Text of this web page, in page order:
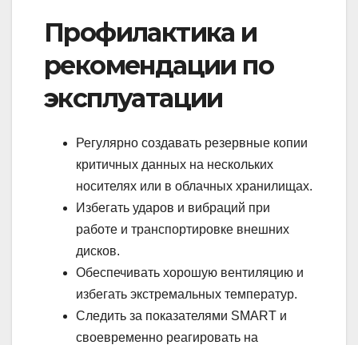
Профилактика и
рекомендации по
эксплуатации
Регулярно создавать резервные копии
критичных данных на нескольких
носителях или в облачных хранилищах.
Избегать ударов и вибраций при
работе и транспортировке внешних
дисков.
Обеспечивать хорошую вентиляцию и
избегать экстремальных температур.
Следить за показателями SMART и
своевременно реагировать на